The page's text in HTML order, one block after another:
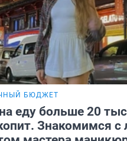
БЮДЖЕТ
еду больше 20
Знакомимся